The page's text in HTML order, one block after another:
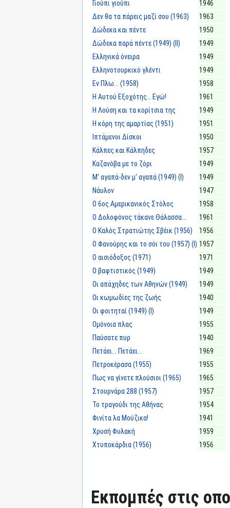
Γιούπι γιούπι
1946
Δεν θα τα πάρεις μαζί σου (1963)
1963
Δώδεκα και πέντε
1950
Δώδεκα παρά πέντε (1949) (II)
1949
Ελληνικά όνειρα
1949
Ελληνοτουρκικό γλέντι
1949
Εν Πλω... (1958)
1958
Η Αυτού Εξοχότης… Εγώ!
1961
Η Λούση και τα κορίτσια της
1949
Η κόρη της αμαρτίας (1951)
1951
Ιπτάμενοι Δίσκοι
1950
Κάλπες και Κάλπηδες
1957
Καζανόβα με το ζόρι
1949
Μ' αγαπά-δεν μ' αγαπά (1949) (I)
1949
Νάυλον
1947
Ο 6ος Αμερικανικός Στόλος
1958
Ο Δολοφόνος τάκανε Θάλασσα…
1961
Ο Καλός Στρατιώτης Σβέικ (1956)
1956
Ο Φανούρης και το σόι του (1957) (I) 1957
Ο αισιόδοξος (1971)
1971
Ο βαφτιστικός (1949)
1949
Οι απάχηδες των Αθηνών (1949)
1949
Οι κωμωδίες της ζωής
1940
Οι φοιτηταί (1949) (I)
1949
Ομόνοια πλας
1955
Παύσατε πυρ
1940
Πετάει... Πετάει...
1969
Πετροκέρασα (1955)
1955
Πως να γίνετε πλούσιοι (1965)
1965
Στουρνάρα 288 (1957)
1957
Το τραγούδι της Αθήνας
1954
Φινίτα λα Μούζικα!
1941
Χρυσή Φυλακή
1959
Χτυποκάρδια (1956)
1956
Εκπομπές στις